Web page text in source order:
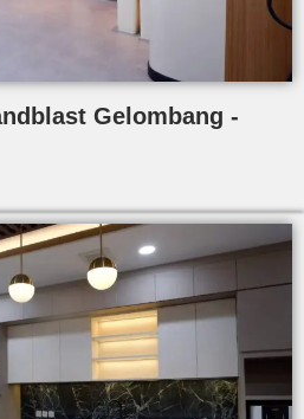
Gelombang -